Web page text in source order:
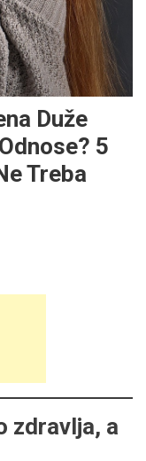
Duže
5
Treba
zdravlja, a